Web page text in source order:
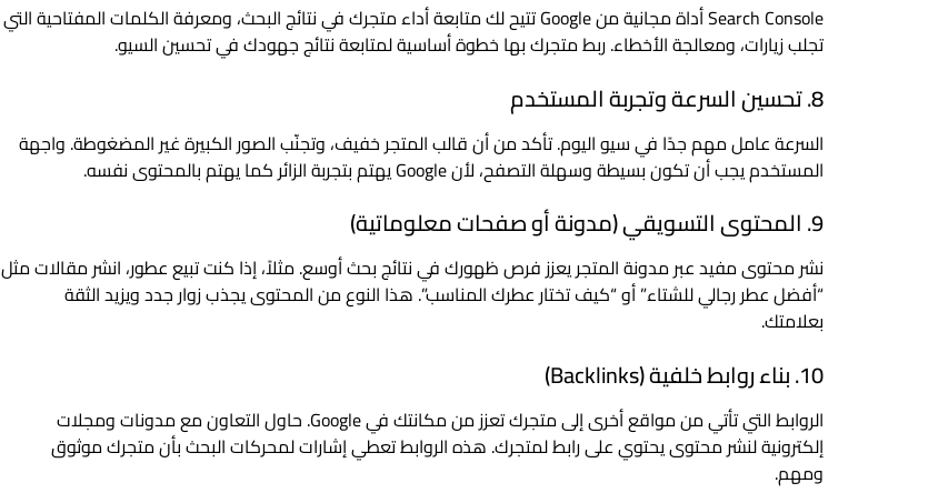
Search Console أداة مجانية من Google تتيح لك متابعة أداء متجرك في نتائج البحث، ومعرفة الكلمات المفتاحية التي
تجلب زيارات، ومعالجة الأخطاء. ربط متجرك بها خطوة أساسية لمتابعة نتائج جهودك في تحسين السيو.
8. تحسين السرعة وتجربة المستخدم
السرعة عامل مهم جدًا في سيو اليوم. تأكد من أن قالب المتجر خفيف، وتجنّب الصور الكبيرة غير المضغوطة. واجهة
المستخدم يجب أن تكون بسيطة وسهلة التصفح، لأن Google يهتم بتجربة الزائر كما يهتم بالمحتوى نفسه.
9. المحتوى التسويقي (مدونة أو صفحات معلوماتية)
نشر محتوى مفيد عبر مدونة المتجر يعزز فرص ظهورك في نتائج بحث أوسع. مثلاً، إذا كنت تبيع عطور، انشر مقالات مثل
“أفضل عطر رجالي للشتاء” أو “كيف تختار عطرك المناسب”. هذا النوع من المحتوى يجذب زوار جدد ويزيد الثقة
بعلامتك.
10. بناء روابط خلفية (Backlinks)
الروابط التي تأتي من مواقع أخرى إلى متجرك تعزز من مكانتك في Google. حاول التعاون مع مدونات ومجلات
إلكترونية لنشر محتوى يحتوي على رابط لمتجرك. هذه الروابط تعطي إشارات لمحركات البحث بأن متجرك موثوق
ومهم.